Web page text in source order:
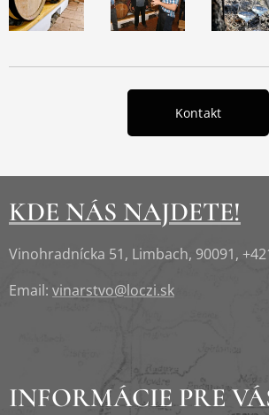
Kontakt
KDE NÁS NAJDETE!
Vinohradnícka 51, Limbach, 90091,
Email: vinarstvo@loczi.sk
INFORMÁCIE PRE